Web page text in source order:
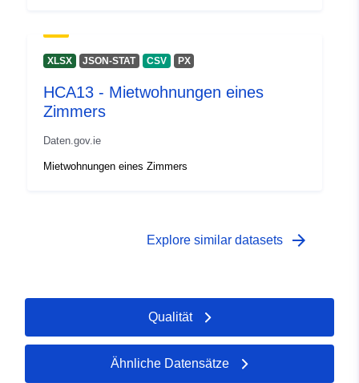
XLSX JSON-STAT CSV PX
HCA13 - Mietwohnungen eines
Zimmers
Daten.gov.ie
Mietwohnungen eines Zimmers
Explore similar datasets arrow_forward
Qualität
Ähnliche Datensätze